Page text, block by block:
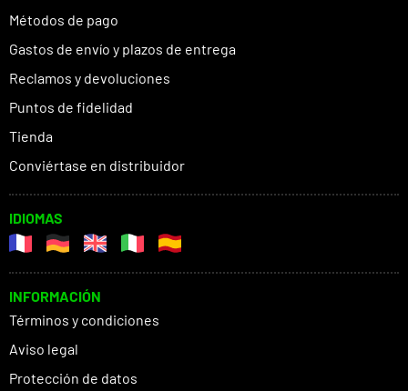
Métodos de pago
Gastos de envío y plazos de entrega
Reclamos y devoluciones
Puntos de fidelidad
Tienda
Conviértase en distribuidor
IDIOMAS
INFORMACIÓN
Términos y condiciones
Aviso legal
Protección de datos